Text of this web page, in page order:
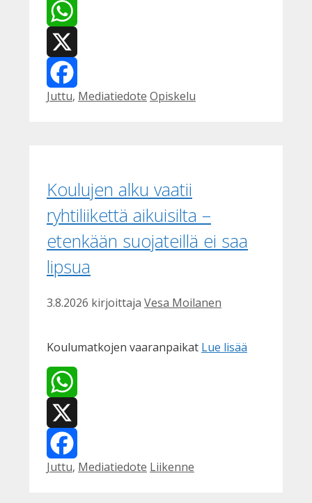
WhatsApp
X
Facebook
Kategoriat
Juttu, Mediatiedote Avainsanat
Opiskelu
Koulujen alku vaatii
ryhtiliikettä aikuisilta –
etenkään suojateillä ei saa
lipsua
3.8.2026 kirjoittaja Vesa Moilanen
Koulumatkojen vaaranpaikat Lue lisää
WhatsApp
X
Facebook
Kategoriat
Juttu, Mediatiedote Avainsanat
Liikenne